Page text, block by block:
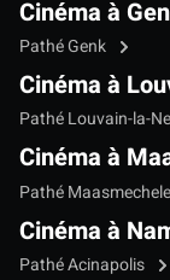
Cinéma à
Pathé Genk
Cinéma à
Pathé Louvain-la-
Cinéma à
Pathé
Cinéma à
Pathé Acinapolis